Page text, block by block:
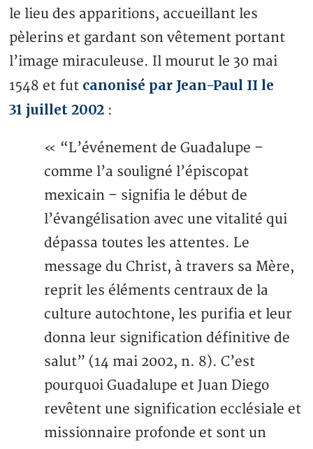
le lieu des apparitions, accueillant les
pèlerins et gardant son vêtement portant
l’image miraculeuse. Il mourut le 30 mai
1548 et fut canonisé par Jean-Paul II le
31 juillet 2002 :
« “L’événement de Guadalupe –
comme l’a souligné l’épiscopat
mexicain – signifia le début de
l’évangélisation avec une vitalité qui
dépassa toutes les attentes. Le
message du Christ, à travers sa Mère,
reprit les éléments centraux de la
culture autochtone, les purifia et leur
donna leur signification définitive de
salut” (14 mai 2002, n. 8). C’est
pourquoi Guadalupe et Juan Diego
revêtent une signification ecclésiale et
missionnaire profonde et sont un